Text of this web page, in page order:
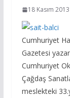
18 Kasım 2013
Cumhuriyet
Gazetesi
Cumhuriyet
Çağdaş
meslekteki